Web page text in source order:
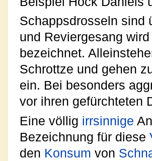
Schappsdrosseln sind
und Reviergesang
bezeichnet.
Schrottze und gehen
ein. Bei besonders
vor ihren gefürchteten
Eine völlig irrsinnige
Bezeichnung für diese
den Konsum von